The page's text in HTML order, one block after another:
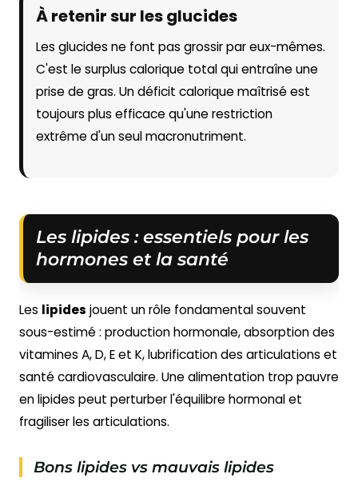
À retenir sur les glucides
Les glucides ne font pas grossir par eux-mêmes.
C'est le surplus calorique total qui entraîne une
prise de gras. Un déficit calorique maîtrisé est
toujours plus efficace qu'une restriction
extrême d'un seul macronutriment.
Les lipides : essentiels pour les
hormones et la santé
Les lipides jouent un rôle fondamental souvent
sous-estimé : production hormonale, absorption des
vitamines A, D, E et K, lubrification des articulations et
santé cardiovasculaire. Une alimentation trop pauvre
en lipides peut perturber l'équilibre hormonal et
fragiliser les articulations.
Bons lipides vs mauvais lipides